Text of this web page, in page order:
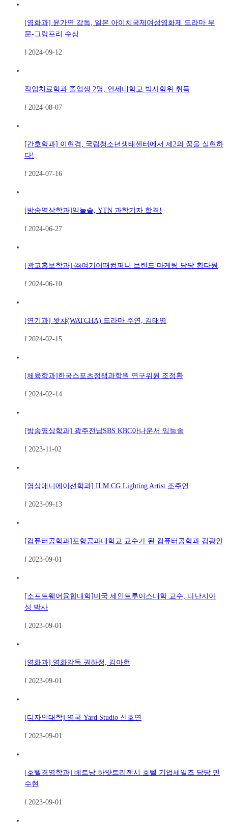
[영화과] 윤가연 감독, 일본 아이치국제여성영화제 드라마 부
문-그랑프리 수상
l 2024-09-12
작업치료학과 졸업생 2명, 연세대학교 박사학위 취득
l 2024-08-07
[간호학과] 이현경, 국립청소년생태센터에서 제2의 꿈을 실현하
다!
l 2024-07-16
[방송영상학과]임늘솔, YTN 과학기자 합격!
l 2024-06-27
[광고홍보학과] ㈜여기어때컴퍼니 브랜드 마케팅 담당 황다원
l 2024-06-10
[연기과] 왓챠(WATCHA) 드라마 주연, 김태영
l 2024-02-15
[체육학과]한국스포츠정책과학원 연구위원 조정환
l 2024-02-14
[방송영상학과] 광주전남SBS KBC아나운서 임늘솔
l 2023-11-02
[영상애니메이션학과] ILM CG Lighting Artist 조주연
l 2023-09-13
[컴퓨터공학과]포항공과대학교 교수가 된 컴퓨터공학과 김광인
l 2023-09-01
[소프트웨어융합대학]미국 세인트루이스대학 교수, 다난지아
싱 박사
l 2023-09-01
[영화과] 영화감독 권하정, 김아현
l 2023-09-01
[디자인대학] 영국 Yard Studio 신호연
l 2023-09-01
[호텔경영학과] 베트남 하얏트리젠시 호텔 기업세일즈 담당 민
수현
l 2023-09-01